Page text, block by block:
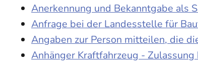
Anerkennung und Bekanntgabe als
Anfrage bei der Landesstelle für
Angaben zur Person mitteilen, die
Anhänger Kraftfahrzeug - Zulassung